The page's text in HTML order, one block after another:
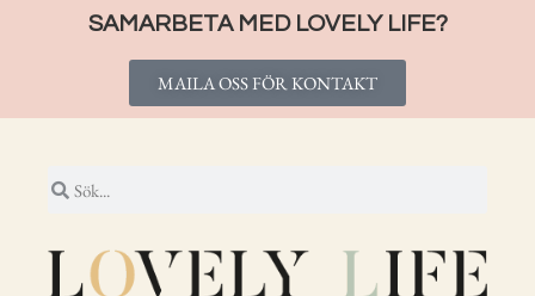
SAMARBETA MED LOVELY LIFE?
MAILA OSS FÖR KONTAKT